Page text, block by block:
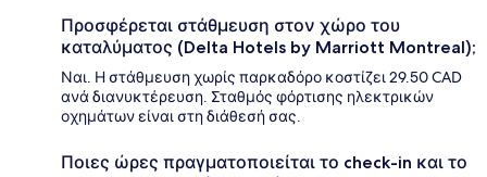
Προσφέρεται στάθμευση στον χώρο του
καταλύματος (Delta Hotels by Marriott Montreal);
Ναι. Η στάθμευση χωρίς παρκαδόρο κοστίζει 29.50 CAD
ανά διανυκτέρευση. Σταθμός φόρτισης ηλεκτρικών
οχημάτων είναι στη διάθεσή σας.
Ποιες ώρες πραγματοποιείται το check-in και το